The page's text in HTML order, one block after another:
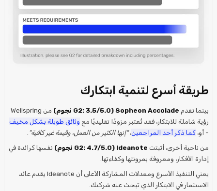
طريقة أسرع لتنمية ابتكارك
بينما تقدم Sopheon Accolade (G2: 3.5/5.0 نجوم)
من Wellspring
رؤية شاملة للابتكار، فقد تُعتبر مزودًا تقليديًا مع وثائق طويلة بشكل مخيف
- أو، كما ذكر أحد المراجعين،"إنها الكثير من العمل، وقيمة غير كافية"
من ناحية أخرى، أثبتت Ideanote (G2: 4.7/5.0 نجوم)
نفسها كرائدة في
إدارة الأفكار، ومعروفة بمرونتها وكفاءتها.
يعني التنفيذ الأسرع ومعدلات المشاركة الأعلى أن Ideanote يقدم عائد
الاستثمار في الابتكار الذي تبحث عنه شركتك.